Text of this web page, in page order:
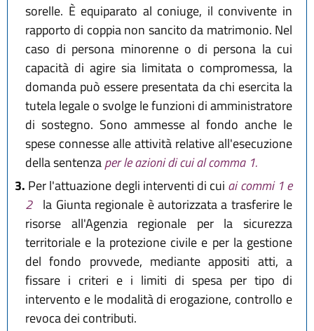
sorelle. È equiparato al coniuge, il convivente in
rapporto di coppia non sancito da matrimonio. Nel
caso di persona minorenne o di persona la cui
capacità di agire sia limitata o compromessa, la
domanda può essere presentata da chi esercita la
tutela legale o svolge le funzioni di amministratore
di sostegno. Sono ammesse al fondo anche le
spese connesse alle attività relative all'esecuzione
della sentenzaper le azioni di cui al comma 1.
3. Per l'attuazione degli interventi di cui ai commi 1 e
2 la Giunta regionale è autorizzata a trasferire le
risorse all'Agenzia regionale per la sicurezza
territoriale e la protezione civile e per la gestione
del fondo provvede, mediante appositi atti, a
fissare i criteri e i limiti di spesa per tipo di
intervento e le modalità di erogazione, controllo e
revoca dei contributi.